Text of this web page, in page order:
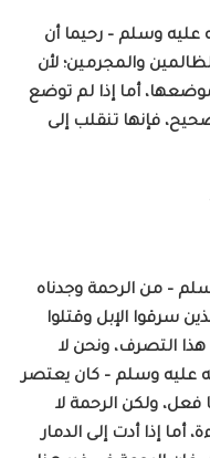
وسلم – رحيما أن
والمجرمين؛ لأن
أما إذا لم توضع
فإنها تنقلب إلى
– من الرحمة وجدناه
سرقوا الإبل وقتلوا
التصرف، ونحن لا
عليه وسلم – كان يعتصر
فعل، ولكن الرحمة لا
أما إذا أدت إلى الدمار